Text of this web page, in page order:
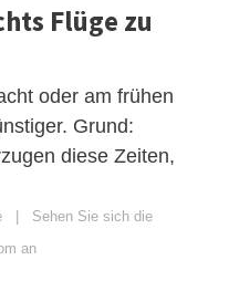
Flüge zu
oder am frühen
Grund:
diese Zeiten,
| Sehen Sie sich die
an